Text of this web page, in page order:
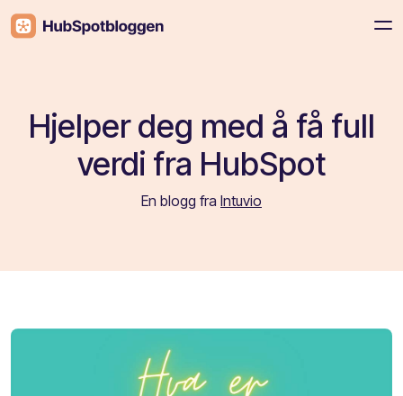
Hjelper deg med å få full
verdi fra HubSpot
En blogg fra Intuvio